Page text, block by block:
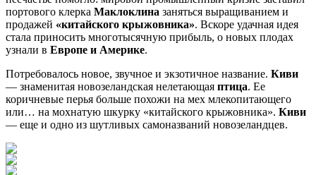
портового клерка Маклоклина заняться выращиванием и
продажей «китайского крыжовника». Вскоре удачная идея
стала приносить многотысячную прибыль, о новых плодах
узнали в Европе и Америке.
Потребовалось новое, звучное и экзотичное название. Киви
— знаменитая новозеландская нелетающая птица. Ее
коричневые перья больше похожи на мех млекопитающего
или… на мохнатую шкурку «китайского крыжовника». Киви
— еще и одно из шутливых самоназваний новозеландцев.